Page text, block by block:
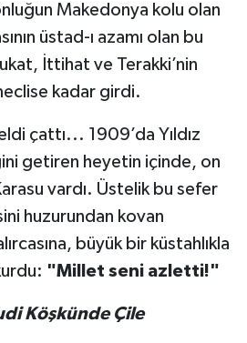
Makedonya kolu olan
üstad-ı azamı olan bu
İttihat ve Terakki’nin
kadar girdi.
çattı... 1909’da Yıldız
getiren heyetin içinde, on
vardı. Üstelik bu sefer
huzurundan kovan
büyük bir küstahlıkla
"Millet seni azletti!"
Köşkünde Çile